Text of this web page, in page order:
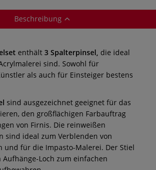
Beschreibung
enthält 3 Spalterpinsel, die ideal
sind. Sowohl für
als auch für Einsteiger bestens
sind ausgezeichnet geeignet für das
den großflächigen Farbauftrag
von Firnis. Die reinweißen
sind ideal zum Verblenden von
und für die Impasto-Malerei. Der Stiel
Loch zum einfachen